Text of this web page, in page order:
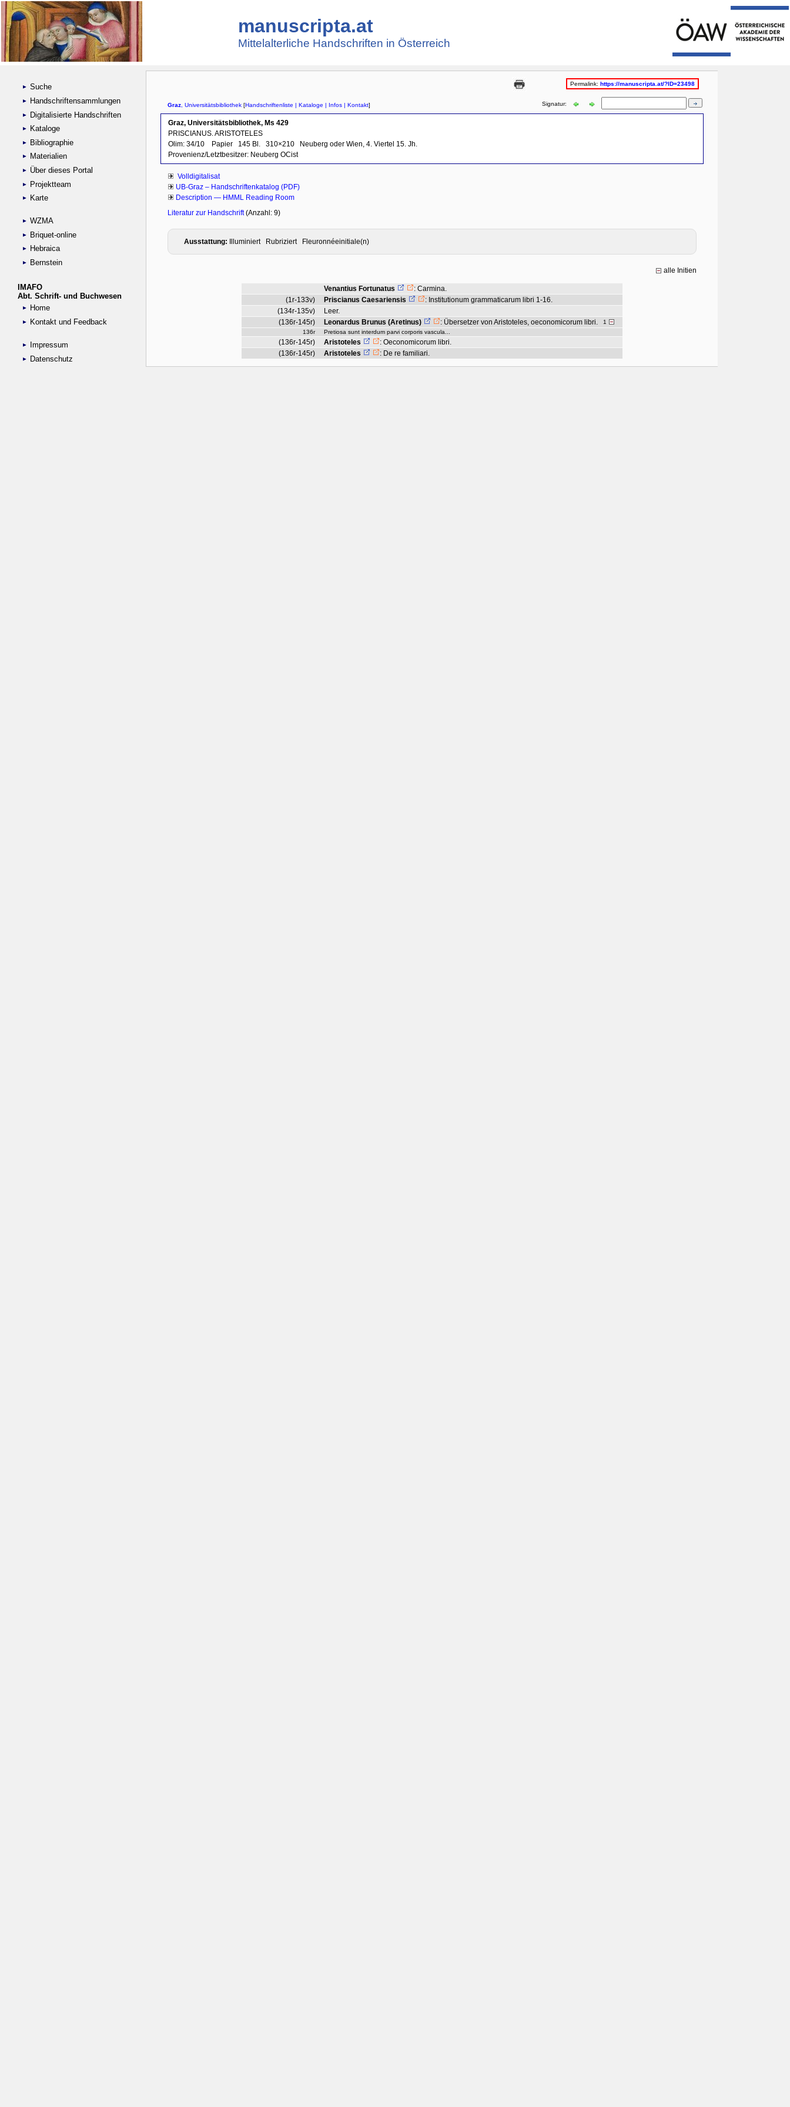
manuscripta.at
Mittelalterliche Handschriften in Österreich
Suche
Handschriftensammlungen
Digitalisierte Handschriften
Kataloge
Bibliographie
Materialien
Über dieses Portal
Projektteam
Karte
WZMA
Briquet-online
Hebraica
Bernstein
IMAFO
Abt. Schrift- und Buchwesen
Home
Kontakt und Feedback
Impressum
Datenschutz